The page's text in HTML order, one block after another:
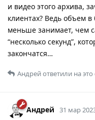
и видео этого архива,
клиентах? Ведь объем в
меньше занимает, чем
“несколько секунд”,
закончатся…
Андрейответили на
Андрей 31 мар